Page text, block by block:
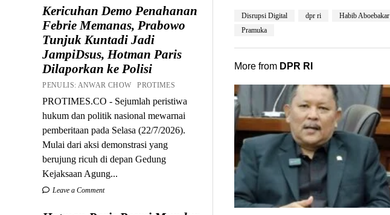
Kericuhan Demo Penahanan
Febrie Memanas, Prabowo
Tunjuk Kuntadi Jadi
JampiDsus, Hotman Paris
Dilaporkan ke Polisi
PENULIS: ANWAR CHOW PROTIMES
PROTIMES.CO - Sejumlah peristiwa
hukum dan politik nasional mewarnai
pemberitaan pada Selasa (22/7/2026).
Mulai dari aksi demonstrasi yang
berujung ricuh di depan Gedung
Kejaksaan Agung...
Leave a Comment
Disrupsi Digital dpr ri Habib Aboebakar
Pramuka
More from DPR RI